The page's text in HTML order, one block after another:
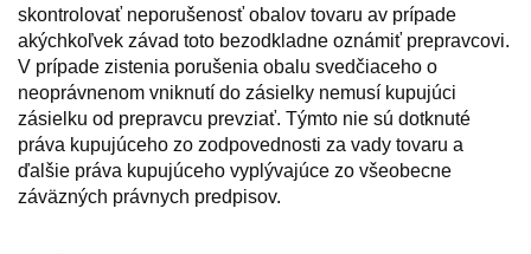
skontrolovať neporušenosť obalov tovaru av prípade
akýchkoľvek závad toto bezodkladne oznámiť prepravcovi.
V prípade zistenia porušenia obalu svedčiaceho o
neoprávnenom vniknutí do zásielky nemusí kupujúci
zásielku od prepravcu prevziať. Týmto nie sú dotknuté
práva kupujúceho zo zodpovednosti za vady tovaru a
ďalšie práva kupujúceho vyplývajúce zo všeobecne
záväzných právnych predpisov.